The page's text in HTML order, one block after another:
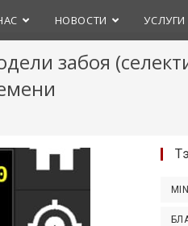
НОВОСТИ
забоя